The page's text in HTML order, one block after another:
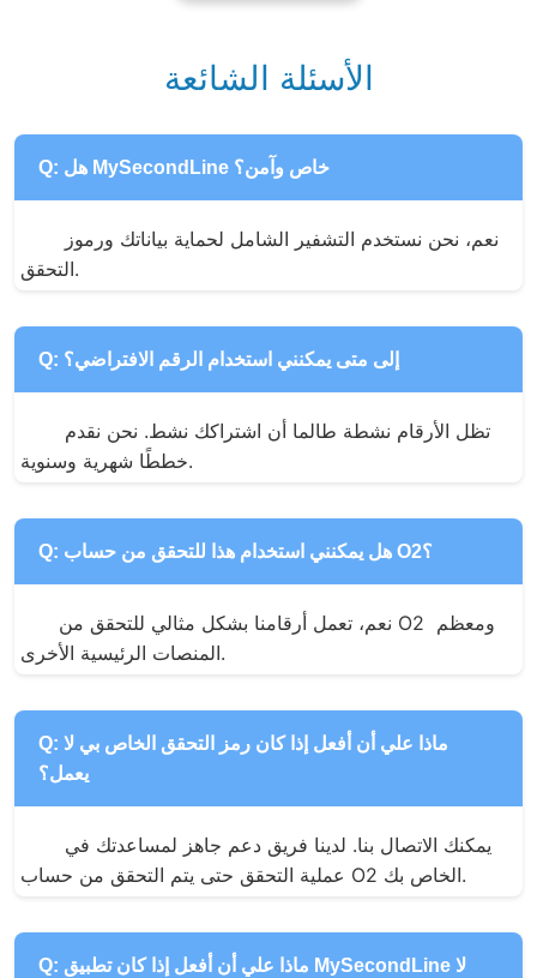
الأسئلة الشائعة
Q: هل MySecondLine خاص وآمن؟
التحقق.
Q: إلى متى يمكنني استخدام الرقم الافتراضي؟
خططًا شهرية وسنوية.
Q: هل يمكنني استخدام هذا للتحقق من حساب O2؟
نعم، تعمل أرقامنا بشكل مثالي للتحقق من O2 ومعظم
المنصات الرئيسية الأخرى.
Q: ماذا علي أن أفعل إذا كان رمز التحقق الخاص بي لا
يعمل؟
عملية التحقق حتى يتم التحقق من حساب O2 الخاص بك.
Q: ماذا علي أن أفعل إذا كان تطبيق MySecondLine لا